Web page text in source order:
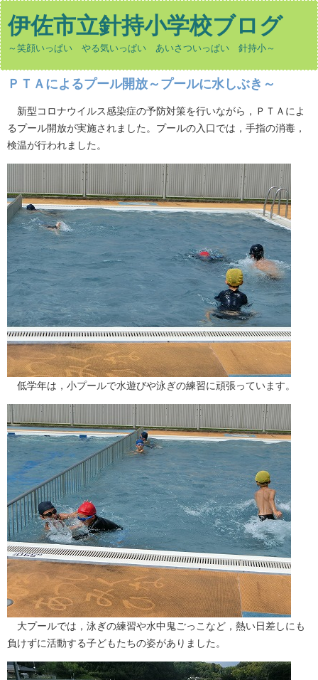
伊佐市立針持小学校ブログ
～笑顔いっぱい やる気いっぱい あいさついっぱい 針持小～
ＰＴＡによるプール開放～プールに水しぶき～
新型コロナウイルス感染症の予防対策を行いながら，ＰＴＡによ
るプール開放が実施されました。プールの入口では，手指の消毒，
検温が行われました。
低学年は，小プールで水遊びや泳ぎの練習に頑張っています。
大プールでは，泳ぎの練習や水中鬼ごっこなど，熱い日差しにも
負けずに活動する子どもたちの姿がありました。